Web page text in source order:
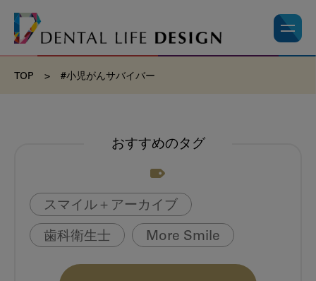
TOP > #小児がんサバイバー
おすすめのタグ
スマイル＋アーカイブ
歯科衛生士 More Smile
お悩み相談室 動画 書籍